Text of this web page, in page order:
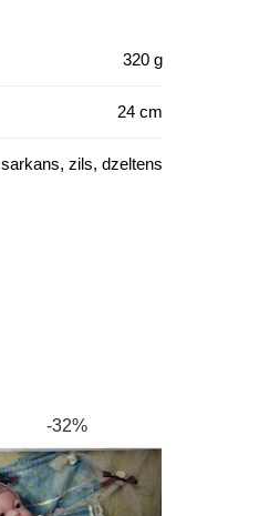
320 g
24 cm
sarkans, zils, dzeltens
-32%